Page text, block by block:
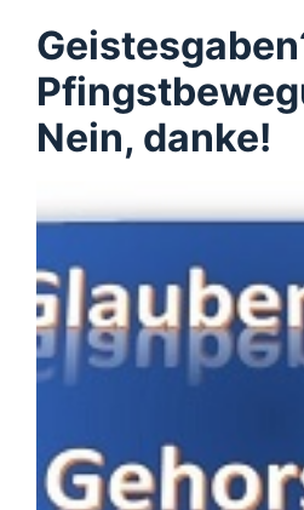
Nein, danke!